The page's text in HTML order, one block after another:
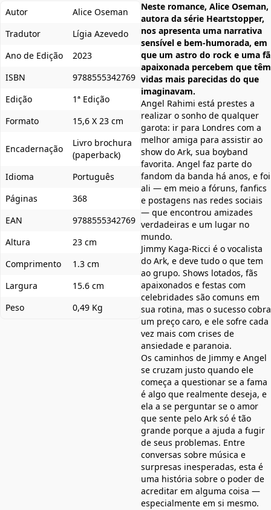
Autor
Alice Oseman
Tradutor
Lígia Azevedo
Ano de Edição
2023
ISBN
9788555342769
Edição
1ª Edição
Formato
15,6 X 23 cm
Encadernação
Livro brochura
(paperback)
Idioma
Português
Páginas
368
EAN
9788555342769
Altura
23 cm
Comprimento
1.3 cm
Largura
15.6 cm
Peso
0,49 Kg
Neste romance, Alice Oseman,
autora da série Heartstopper,
nos apresenta uma narrativa
sensível e bem-humorada, em
que um astro do rock e uma fã
apaixonada percebem que têm
vidas mais parecidas do que
imaginavam.
Angel Rahimi está prestes a
realizar o sonho de qualquer
garota: ir para Londres com a
melhor amiga para assistir ao
show do Ark, sua boyband
favorita. Angel faz parte do
fandom da banda há anos, e foi
ali — em meio a fóruns, fanfics
e postagens nas redes sociais
— que encontrou amizades
verdadeiras e um lugar no
mundo.
Jimmy Kaga-Ricci é o vocalista
do Ark, e deve tudo o que tem
ao grupo. Shows lotados, fãs
apaixonados e festas com
celebridades são comuns em
sua rotina, mas o sucesso cobra
um preço caro, e ele sofre cada
vez mais com crises de
ansiedade e paranoia.
Os caminhos de Jimmy e Angel
se cruzam justo quando ele
começa a questionar se a fama
é algo que realmente deseja, e
ela a se perguntar se o amor
que sente pelo Ark só é tão
grande porque a ajuda a fugir
de seus problemas. Entre
conversas sobre música e
surpresas inesperadas, esta é
uma história sobre o poder de
acreditar em alguma coisa —
especialmente em si mesmo.